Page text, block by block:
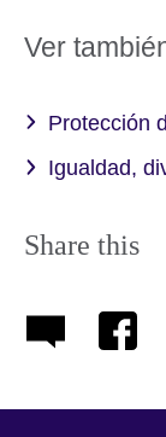
Ver
Protección
Igualdad,
Share this